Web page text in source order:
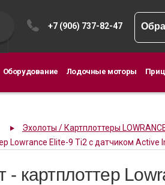
+7 (906) 737-82-47
Оборудование Лодочные моторы
Эхолоты / Картплоттеры
Lowrance Elite-9 Ti2 с датчиком Active
- картплоттер